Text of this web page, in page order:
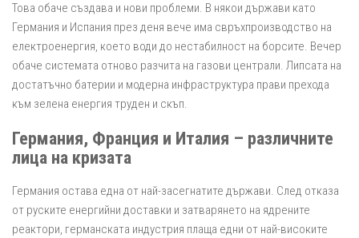
Това обаче създава и нови проблеми. В някои държави като
Германия и Испания през деня вече има свръхпроизводство на
електроенергия, което води до нестабилност на борсите. Вечер
обаче системата отново разчита на газови централи. Липсата на
достатъчно батерии и модерна инфраструктура прави прехода
към зелена енергия труден и скъп.
Германия, Франция и Италия – различните
лица на кризата
Германия остава една от най-засегнатите държави. След отказа
от руските енергийни доставки и затварянето на ядрените
реактори, германската индустрия плаща едни от най-високите